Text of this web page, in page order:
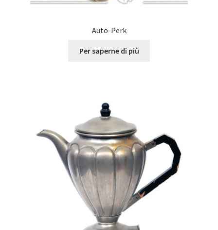
Auto-Perk
Per saperne di più